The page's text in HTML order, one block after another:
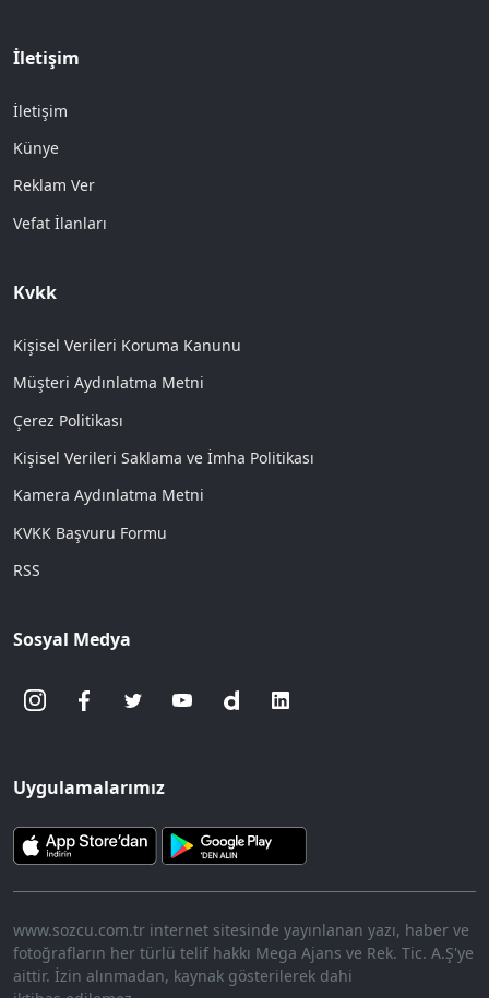
İletişim
İletişim
Künye
Reklam Ver
Vefat İlanları
Kvkk
Kişisel Verileri Koruma Kanunu
Müşteri Aydınlatma Metni
Çerez Politikası
Kişisel Verileri Saklama ve İmha Politikası
Kamera Aydınlatma Metni
KVKK Başvuru Formu
RSS
Sosyal Medya
Uygulamalarımız
www.sozcu.com.tr internet sitesinde yayınlanan yazı, haber ve
fotoğrafların her türlü telif hakkı Mega Ajans ve Rek. Tic. A.Ş'ye
aittir. İzin alınmadan, kaynak gösterilerek dahi